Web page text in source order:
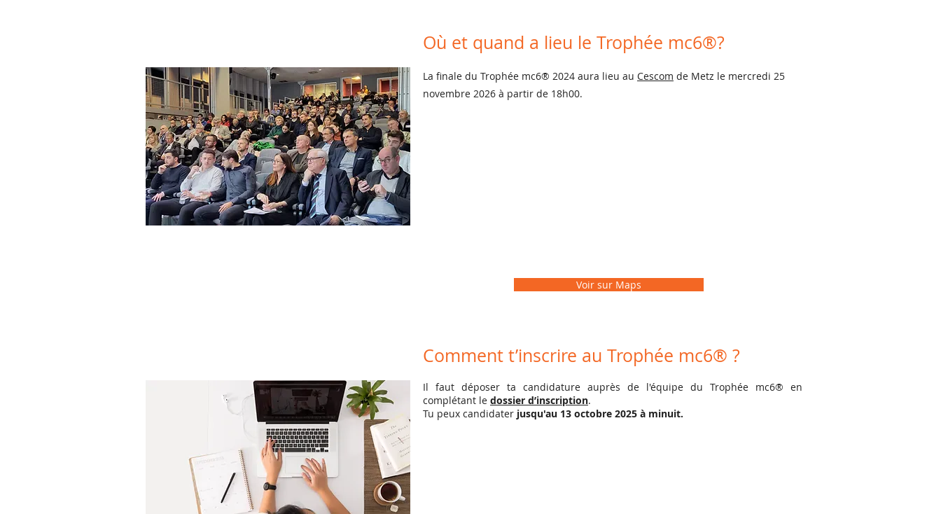
Où et quand a lieu le Trophée mc6®?
La finale du Trophée mc6® 2024 aura lieu au Cescom de Metz le mercredi 25
novembre 2026 à partir de 18h00.
Voir sur Maps
Comment t’inscrire au Trophée mc6® ?
Il faut déposer ta candidature auprès de l'équipe du Trophée mc6® en
complétant le dossier d’inscription.
Tu peux candidater jusqu'au 13 octobre 2025 à minuit.